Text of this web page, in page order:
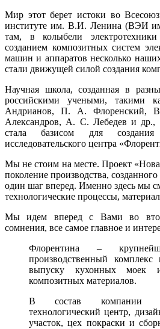
Мир этот берет истоки во
институте им. В.И. Ленина (ВЭИ
там, в колыбели
созданием композитных систем
машин и аппаратов несколько
стали движущей силой создания
Научная школа, созданная в
российскими учеными,
Андрианов, П. А. Флоренский,
Александров, А. С. Лебедев и др.,
стала базисом для создания
исследовательского центра
Мы не стоим на месте. Проект
поколение производства,
один шаг вперед. Именно здесь мы
технологические процессы,
Мы идем вперед с Вами во
сомнения, все самое главное и
Флорентина –
производственный
выпуску кухонных моек
композитных материалов.
В состав компании
технологический центр,
участок, цех покраски и